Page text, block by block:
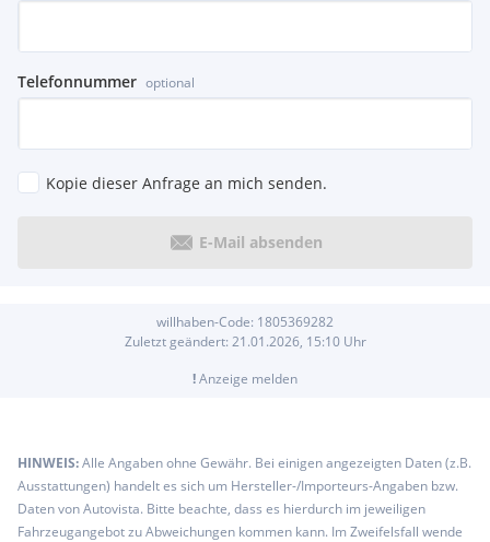
Telefonnummer optional
Kopie dieser Anfrage an mich senden.
E-Mail absenden
willhaben-Code: 1805369282
Zuletzt geändert: 21.01.2026, 15:10Uhr
!Anzeige melden
HINWEIS:Alle Angaben ohne Gewähr. Bei einigen angezeigten Daten (z.B.
Ausstattungen) handelt es sich um Hersteller-/Importeurs-Angaben bzw.
Daten von Autovista. Bitte beachte, dass es hierdurch im jeweiligen
Fahrzeugangebot zu Abweichungen kommen kann. Im Zweifelsfall wende